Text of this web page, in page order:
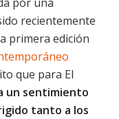
por una
recientemente
primera edición
que para El
un sentimiento
tanto a los